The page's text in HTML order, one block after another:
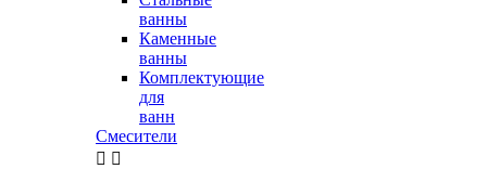
ванны
Каменные
ванны
Комплектующие
для
ванн
Смесители
 